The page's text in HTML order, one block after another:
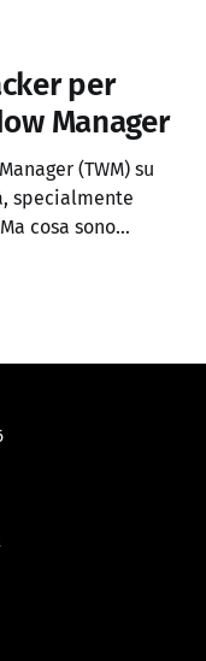
resource
per
Manager
(TWM) su
specialmente
cosa sono
articolo,